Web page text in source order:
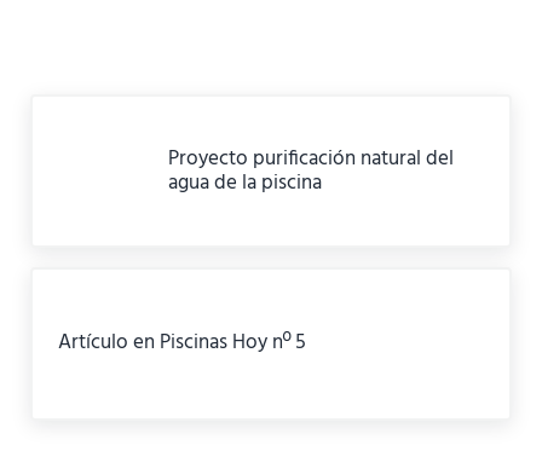
Proyecto purificación natural del
agua de la piscina
Artículo en Piscinas Hoy nº 5